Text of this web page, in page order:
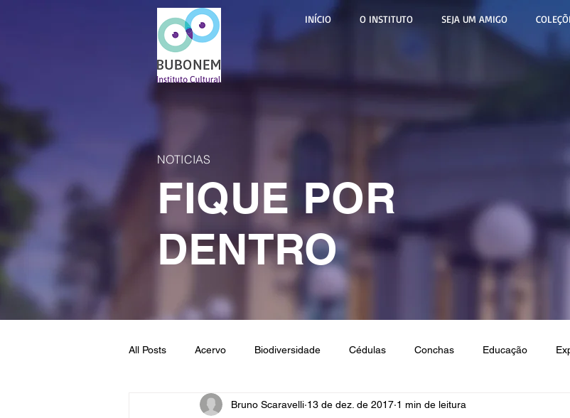
INÍCIO O INSTITUTO SEJA UM AMIGO
NOTICIAS
FIQUE POR
DENTRO
All Posts Acervo Biodiversidade Cédulas Conchas Educação
Moedas Pedras e Rochas Notícias Eventos
Bruno Scaravelli 13 de dez. de 2017 1 min de leitura